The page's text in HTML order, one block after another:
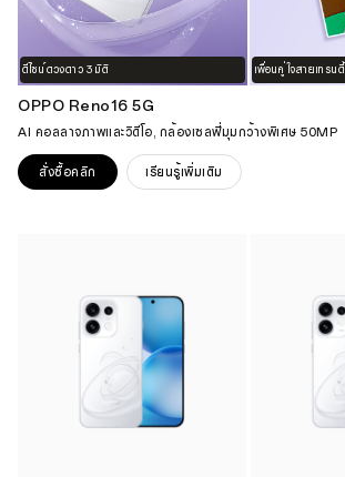
ดีไซน์ดวงดาว 3 มิติ เพื่อนคู่ใจสายเทรนดี้
OPPO Reno16 5G
AI คอลลาจภาพและวิดีโอ, กล้องเซลฟี่มุมกว้างพิเศษ 50MP
สั่งซื้อคลิก เรียนรู้เพิ่มเติม